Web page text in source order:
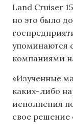
Land Cruiser
но это было
упоминаются
компаниями
«Изученные
каких-либо
исполнения
свое решение